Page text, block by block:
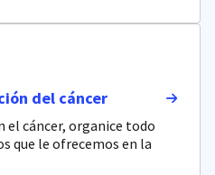
del cáncer
el cáncer, organice todo
que le ofrecemos en la